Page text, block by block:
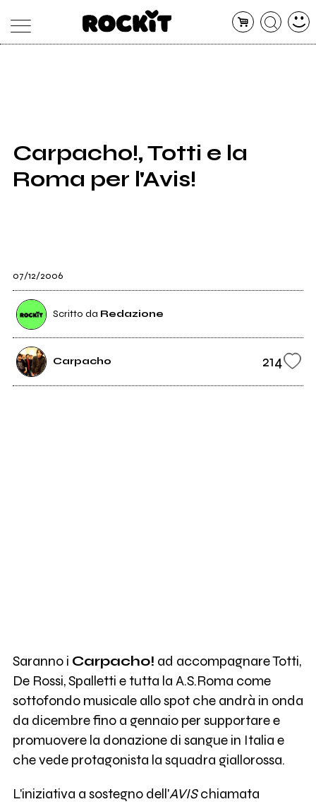
SHOP
RADIO
Carpacho!, Totti e la
Roma per l'Avis!
07/12/2006
Scritto da Redazione
Carpacho 214
Saranno i Carpacho! ad accompagnare Totti,
De Rossi, Spalletti e tutta la A.S.Roma come
sottofondo musicale allo spot che andrà in onda
da dicembre fino a gennaio per supportare e
promuovere la donazione di sangue in Italia e
che vede protagonista la squadra giallorossa.
L'iniziativa a sostegno dell'AVISchiamata